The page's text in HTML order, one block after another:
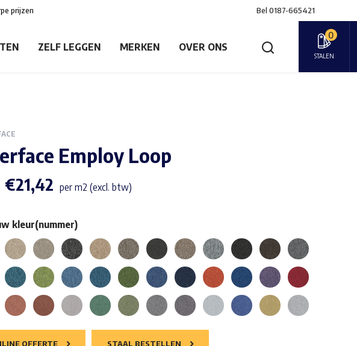
prijzen Bel 0187-665421
ZELF LEGGEN MERKEN OVER ONS
0
STALEN
Employ Loop
€21,42 per m2 (excl. btw)
kleur(nummer)
OFFERTE STAAL BESTELLEN